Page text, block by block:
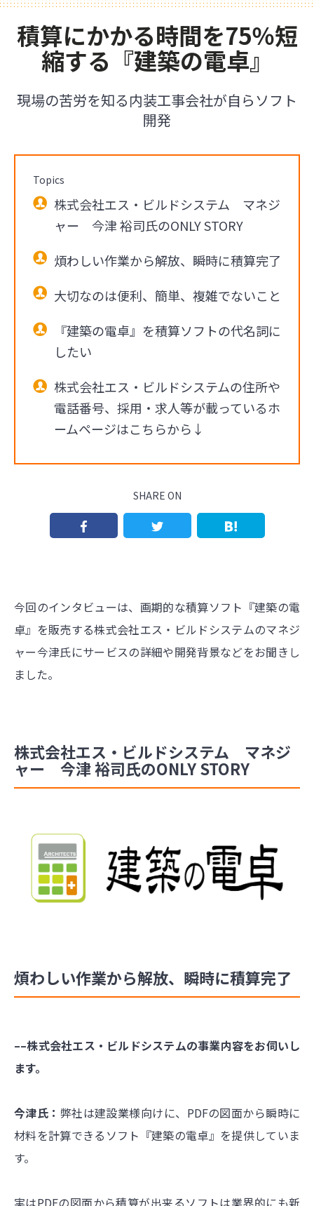
積算にかかる時間を75％短
縮する『建築の電卓』
現場の苦労を知る内装工事会社が自らソフト
開発
Topics
株式会社エス・ビルドシステム マネジ
ャー 今津 裕司氏のONLY STORY
煩わしい作業から解放、瞬時に積算完了
大切なのは便利、簡単、複雑でないこと
『建築の電卓』を積算ソフトの代名詞に
したい
株式会社エス・ビルドシステムの住所や
電話番号、採用・求人等が載っているホ
ームページはこちらから↓
SHARE ON
今回のインタビューは、画期的な積算ソフト『建築の電
卓』を販売する株式会社エス・ビルドシステムのマネジ
ャー今津氏にサービスの詳細や開発背景などをお聞きし
ました。
株式会社エス・ビルドシステム マネジ
ャー 今津 裕司氏のONLY STORY
煩わしい作業から解放、瞬時に積算完了
––株式会社エス・ビルドシステムの事業内容をお伺いし
ます。
今津氏： 弊社は建設業様向けに、PDFの図面から瞬時に
材料を計算できるソフト『建築の電卓』を提供していま
す。